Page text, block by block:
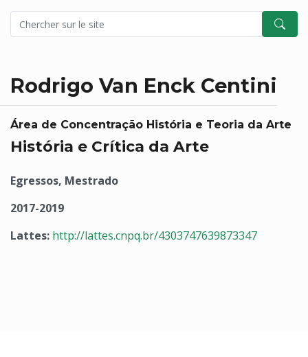
Rodrigo Van Enck Centini
Área de Concentração História e Teoria da Arte
História e Crítica da Arte
Egressos, Mestrado
2017-2019
Lattes: http://lattes.cnpq.br/4303747639873347